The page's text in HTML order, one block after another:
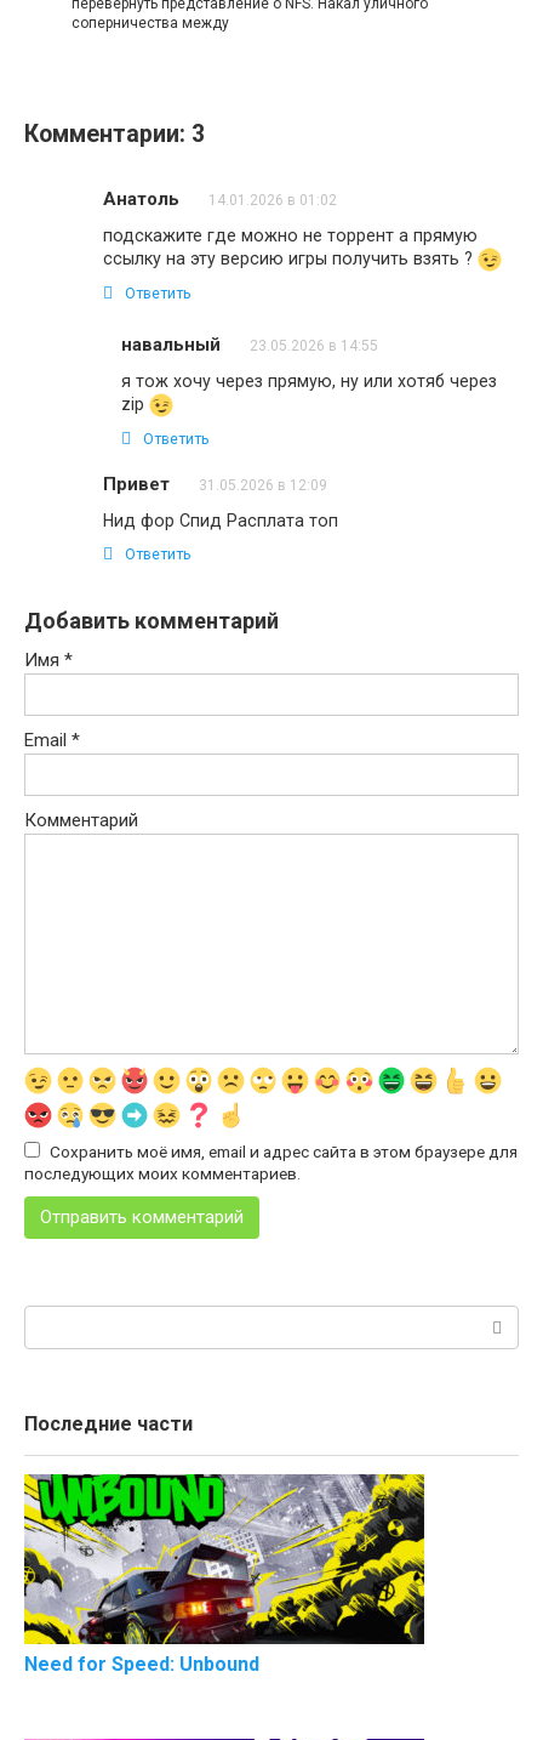
перевернуть представление о NFS. Накал уличного
соперничества между
Комментарии: 3
Анатоль 14.01.2026 в 01:02
подскажите где можно не торрент а прямую
ссылку на эту версию игры получить взять ?
Ответить
навальный 23.05.2026 в 14:55
я тож хочу через прямую, ну или хотяб через
zip
Ответить
Привет 31.05.2026 в 12:09
Нид фор Спид Расплата топ
Ответить
Добавить комментарий
Имя *
Email *
Комментарий
Сохранить моё имя, email и адрес сайта в этом браузере для
последующих моих комментариев.
Последние части
Need for Speed: Unbound